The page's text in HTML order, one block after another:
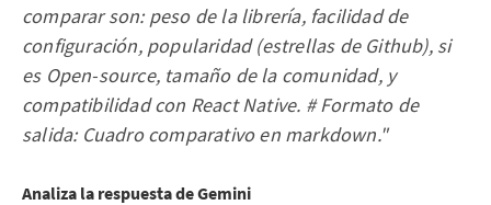
comparar son: peso de la librería, facilidad de
configuración, popularidad (estrellas de Github), si
es Open-source, tamaño de la comunidad, y
compatibilidad con React Native. # Formato de
salida: Cuadro comparativo en markdown."
Analiza la respuesta de Gemini